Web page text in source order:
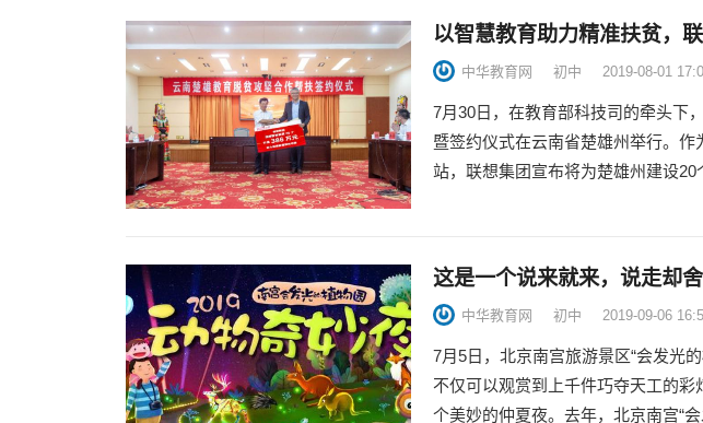
以智慧教育助力精准扶贫，
中华教育网 初中 2019-08-01
7月30日，在教育部科技司的牵头下
暨签约仪式在云南省楚雄州举行。
站，联想集团宣布将为楚雄州建设
这是一个说来就来，说走却
中华教育网 初中 2019-09-06
7月5日，北京南宫旅游景区“会发光
不仅可以观赏到上千件巧夺天工的
个美妙的仲夏夜。去年，北京南宫“